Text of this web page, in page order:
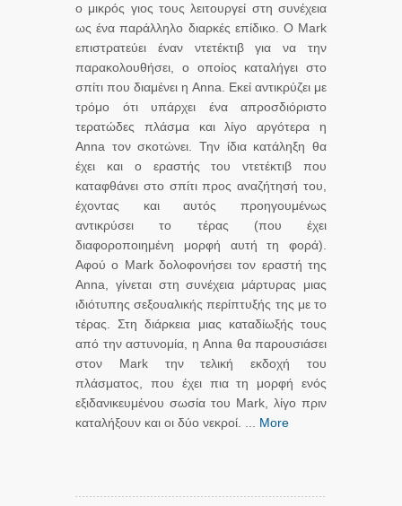
ο μικρός γιος τους λειτουργεί στη συνέχεια
ως ένα παράλληλο διαρκές επίδικο. Ο Mark
επιστρατεύει έναν ντετέκτιβ για να την
παρακολουθήσει, ο οποίος καταλήγει στο
σπίτι που διαμένει η Anna. Εκεί αντικρύζει με
τρόμο ότι υπάρχει ένα απροσδιόριστο
τερατώδες πλάσμα και λίγο αργότερα η
Anna τον σκοτώνει. Την ίδια κατάληξη θα
έχει και ο εραστής του ντετέκτιβ που
καταφθάνει στο σπίτι προς αναζήτησή του,
έχοντας και αυτός προηγουμένως
αντικρύσει το τέρας (που έχει
διαφοροποιημένη μορφή αυτή τη φορά).
Αφού ο Mark δολοφονήσει τον εραστή της
Anna, γίνεται στη συνέχεια μάρτυρας μιας
ιδιότυπης σεξουαλικής περίπτυξής της με το
τέρας. Στη διάρκεια μιας καταδίωξής τους
από την αστυνομία, η Anna θα παρουσιάσει
στον Mark την τελική εκδοχή του
πλάσματος, που έχει πια τη μορφή ενός
εξιδανικευμένου σωσία του Mark, λίγο πριν
καταλήξουν και οι δύο νεκροί. ... More